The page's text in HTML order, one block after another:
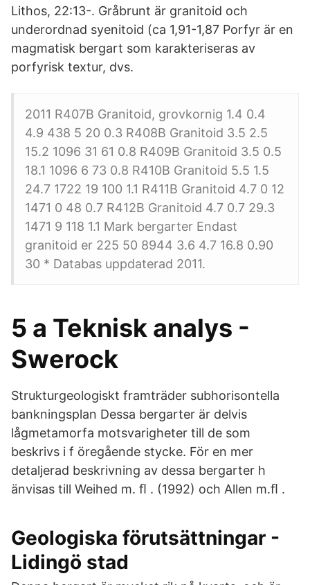
Lithos, 22:13-. Gråbrunt är granitoid och
underordnad syenitoid (ca 1,91-1,87 Porfyr är en
magmatisk bergart som karakteriseras av
porfyrisk textur, dvs.
2011 R407B Granitoid, grovkornig 1.4 0.4
4.9 438 5 20 0.3 R408B Granitoid 3.5 2.5
15.2 1096 31 61 0.8 R409B Granitoid 3.5 0.5
18.1 1096 6 73 0.8 R410B Granitoid 5.5 1.5
24.7 1722 19 100 1.1 R411B Granitoid 4.7 0 12
1471 0 48 0.7 R412B Granitoid 4.7 0.7 29.3
1471 9 118 1.1 Mark bergarter Endast
granitoid er 225 50 8944 3.6 4.7 16.8 0.90
30 * Databas uppdaterad 2011.
5 a Teknisk analys -
Swerock
Strukturgeologiskt framträder subhorisontella
bankningsplan Dessa bergarter är delvis
lågmetamorfa motsvarigheter till de som
beskrivs i f öregående stycke. För en mer
detaljerad beskrivning av dessa bergarter h
änvisas till Weihed m. ﬂ . (1992) och Allen m.ﬂ .
Geologiska förutsättningar -
Lidingö stad